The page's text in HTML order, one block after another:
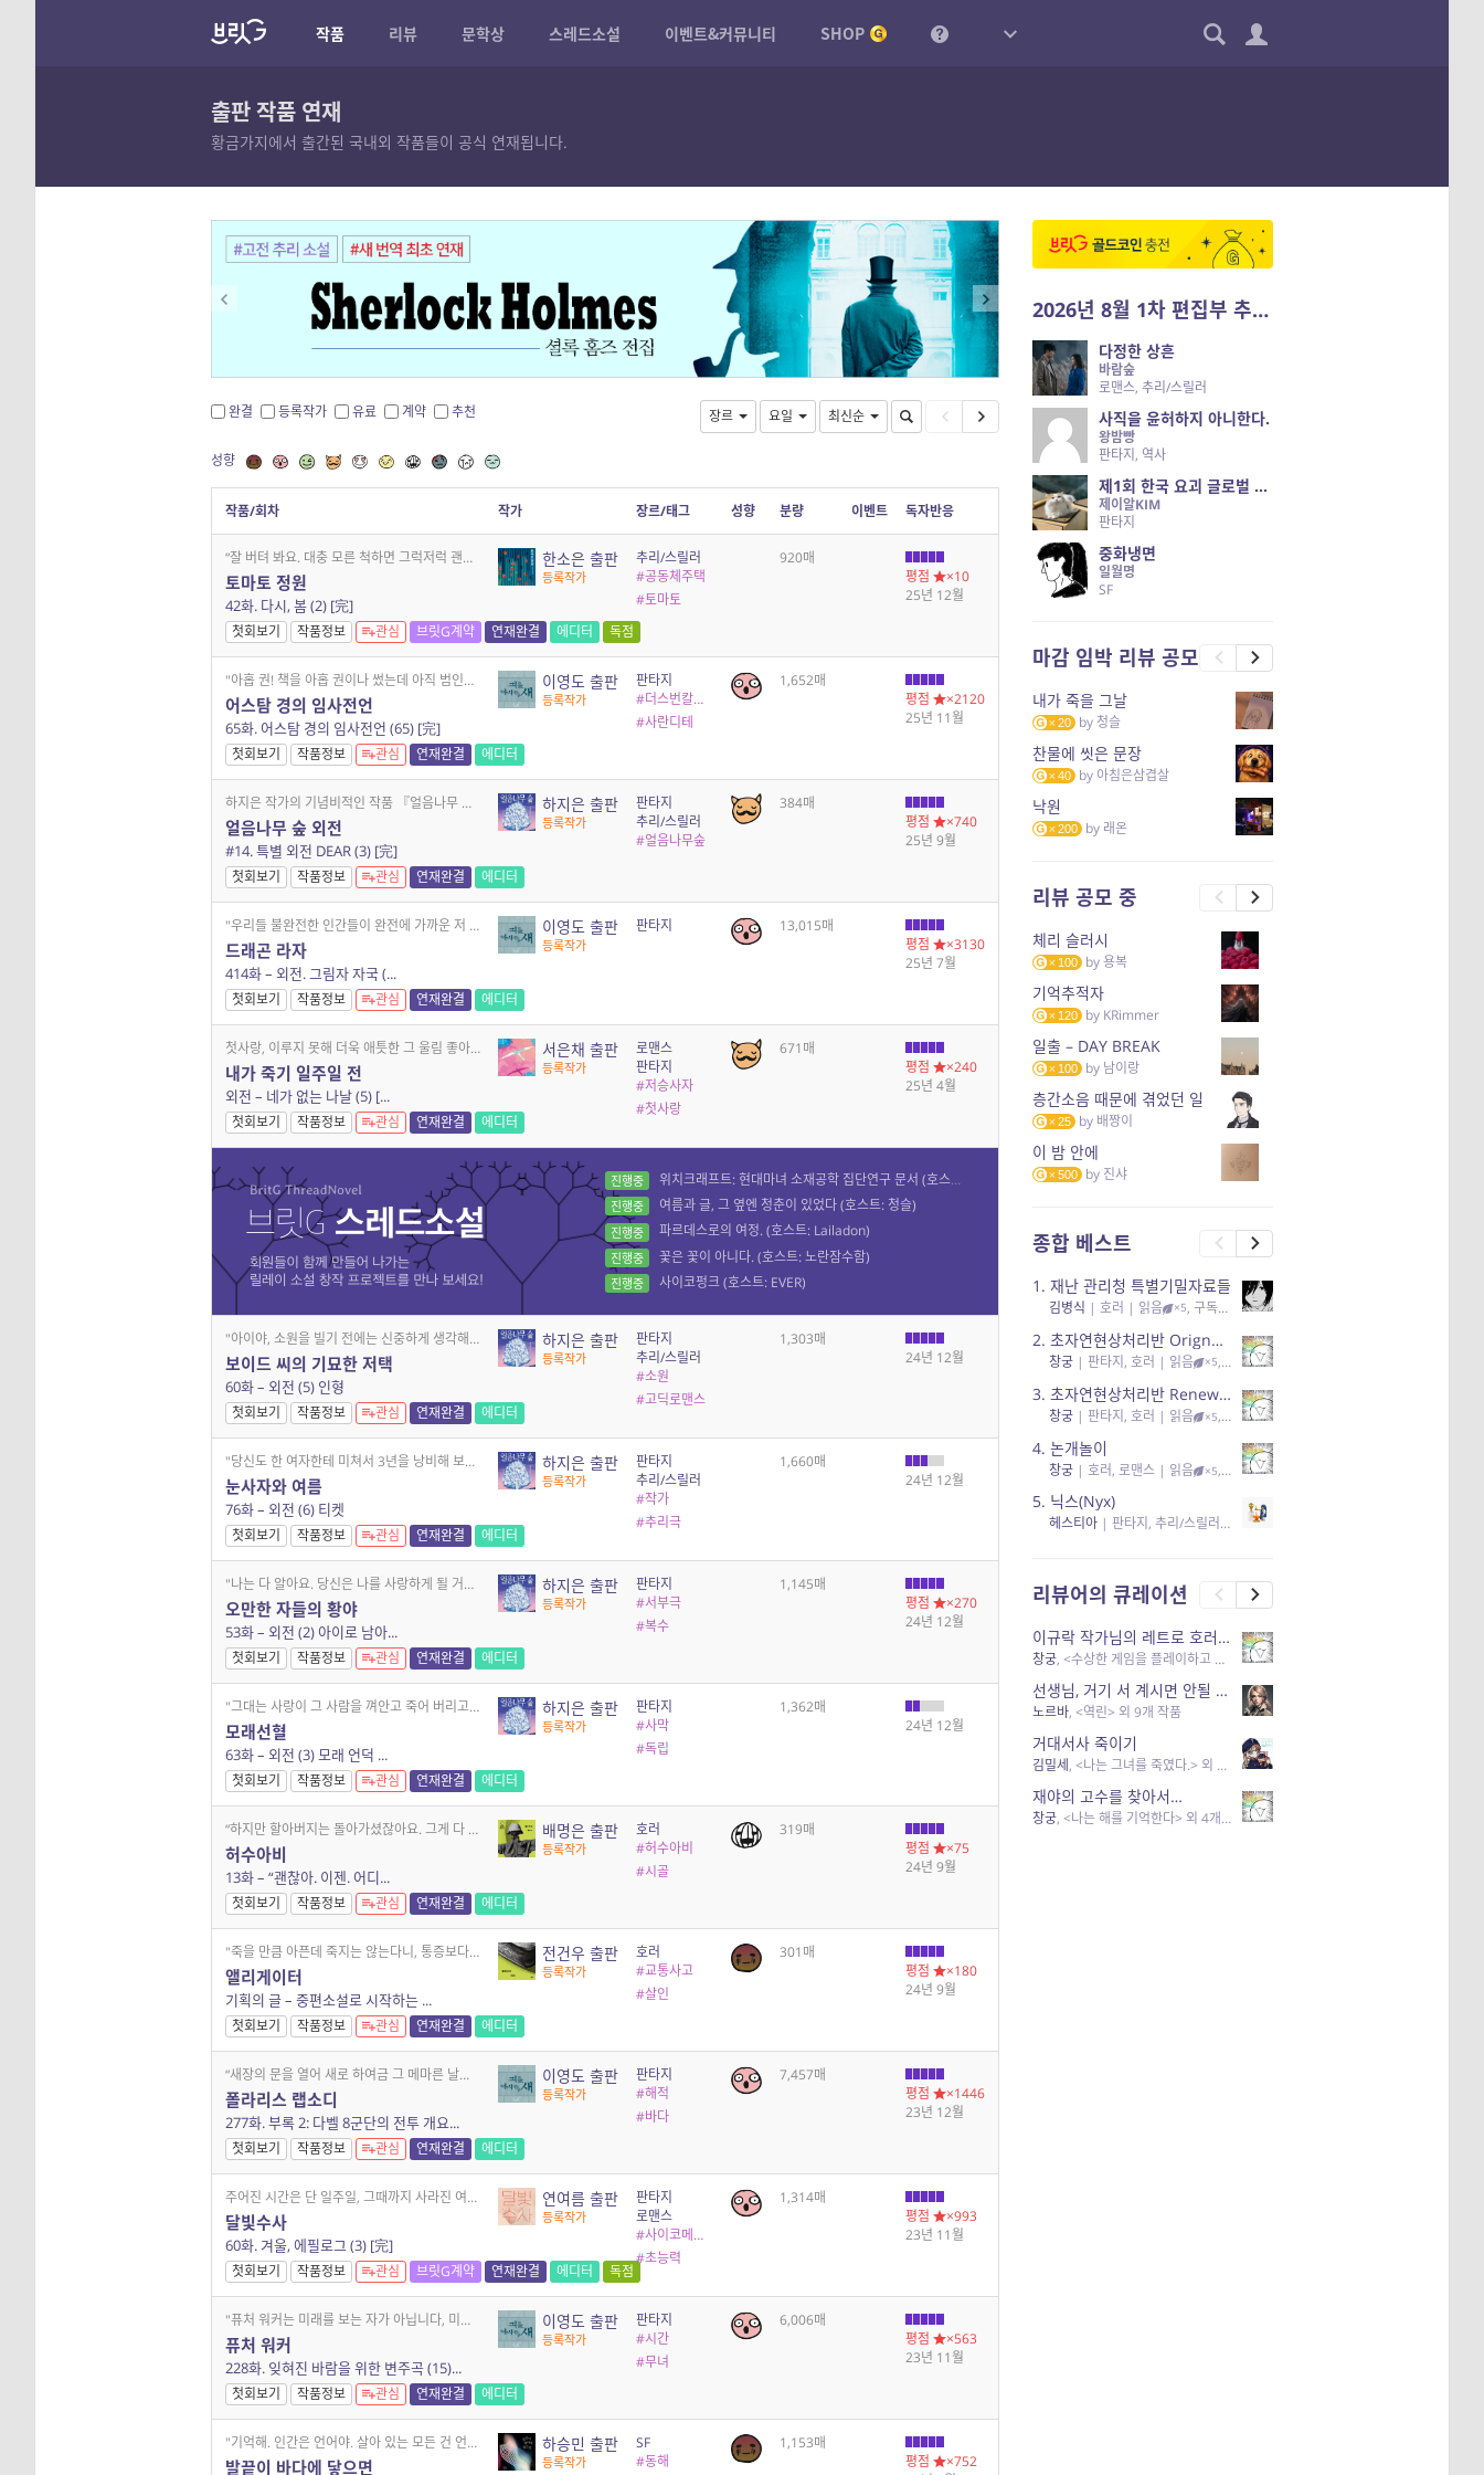
작품 리뷰 문학상 스레드소설 이벤트&커뮤니티 SHOP
출판 작품 연재
황금가지에서 출간된 국내외 작품들이 공식 연재됩니다.
장르 요일 최신순
완결 등록작가 유료 계약 추천
성향
작품/회차
작가 장르/태그 성향 분량 이벤트 독자반응
“잘 버텨 봐요. 대충 모른 척하면 그럭저럭 괜찮은 집이니까.” 제1회 브릿G 단편에서 장편으로 프로젝트 최종 선정 출판작! 공동체 주택을 무대로 조립된 관계의 이면을 파고
토마토 정원
42화. 다시, 봄 (2) [完]
첫회보기 작품정보 관심 브릿G계약 연재완결 에디터 독점
한소은 출판
등록작가
추리/스릴러
#공동체주택
#토마토
920매
평점
×10
25년 12월
"아홉 권! 책을 아홉 권이나 썼는데 아직 범인이 누군지 모른다고요?" 전 세계가 주목한 이영도 작가 7년 만의 신작 장편소설. 천하무적 더스번 경과 유쾌발랄 사란디테가 판
어스탐 경의 임사전언
65화. 어스탐 경의 임사전언 (65) [完]
첫회보기 작품정보 관심 연재완결 에디터
이영도 출판
등록작가
판타지
#더스번칼파랑
#사란디테
1,652매
평점
×2120
25년 11월
하지은 작가의 기념비적인 작품 『얼음나무 숲』 완전판 전면 재출간! 천재 바이올리니스트 '아나토제 바옐'의 음악 인생이 시작된 유년기를 조명하는 특별 외전을 브릿G 연재로 공
얼음나무 숲 외전
#14. 특별 외전 DEAR (3) [完]
첫회보기 작품정보 관심 연재완결 에디터
하지은 출판
등록작가
판타지
추리/스릴러
#얼음나무숲
384매
평점
×740
25년 9월
"우리들 불완전한 인간들이 완전에 가까운 저 드래곤과 교류하기 위해선 드래곤 라자가 필요한 것이오." 무한한 상상력, 깊이 있는 세계관과 뛰어난 작품성으로 한국, 일본, 대만
드래곤 라자
414화 – 외전. 그림자 자국 (...
첫회보기 작품정보 관심 연재완결 에디터
이영도 출판
등록작가
판타지
13,015매
평점
×3130
25년 7월
첫사랑, 이루지 못해 더욱 애틋한 그 울림 좋아했지만 좋아한다고 말하지 못한 모든 이들에게 바치는 찬가 희완이와 람우는 서로 좋아했지만 각자의 사정으로 인해 좋아한다는
내가 죽기 일주일 전
외전 – 네가 없는 나날 (5) [...
첫회보기 작품정보 관심 연재완결 에디터
서은채 출판
등록작가
로맨스
판타지
#저승사자
#첫사랑
671매
평점
×240
25년 4월
진행중 위치크래프트: 현대마녀 소재공학 집단연구 문서 (호스트: 녹차백만잔)
진행중 여름과 글, 그 옆엔 청춘이 있었다 (호스트: 청슬)
진행중 파르데스로의 여정. (호스트: Lailadon)
진행중 꽃은 꽃이 아니다. (호스트: 노란잠수함)
진행중 사이코펑크 (호스트: EVER)
"아이야, 소원을 빌기 전에는 신중하게 생각해야 한단다." 보이드 씨의 7층 저택에는 기이한 일들이 일어난다! 보이드 씨의 저택에 사는 수수께끼의 청년 '라벨'에게는 소원을
보이드 씨의 기묘한 저택
60화 – 외전 (5) 인형
첫회보기 작품정보 관심 연재완결 에디터
하지은 출판
등록작가
판타지
추리/스릴러
#소원
#고딕로맨스
1,303매
24년 12월
"당신도 한 여자한테 미쳐서 3년을 낭비해 보시라. 이 정도는 하게 되지." 파리만 휘날리던 강력 3반을 찾아온 누군가의 사망 사건. 흥미로운 사건의 냄새를 맡은 레일미어
눈사자와 여름
76화 – 외전 (6) 티켓
첫회보기 작품정보 관심 연재완결 에디터
하지은 출판
등록작가
판타지
추리/스릴러
#작가
#추리극
1,660매
24년 12월
"나는 다 알아요. 당신은 나를 사랑하게 될 거예요." 베르네욜이 지나간 자리에는 폐허뿐이다. 서부의 잔혹한 총잡이 베르네욜과 그가 이끄는 일당은 악행을 저지르고 다닌다.
오만한 자들의 황야
53화 – 외전 (2) 아이로 남아...
첫회보기 작품정보 관심 연재완결 에디터
하지은 출판
등록작가
판타지
#서부극
#복수
1,145매
평점
×270
24년 12월
"그대는 사랑이 그 사람을 껴안고 죽어 버리고 싶은 것이라 했다. 하지만 나는 그 사람을 살리기 위해 끌어안는 것이 사랑이라고 생각해." 지극히 제한된 감정만을 느끼고, 색
모래선혈
63화 – 외전 (3) 모래 언덕 ...
첫회보기 작품정보 관심 연재완결 에디터
하지은 출판
등록작가
판타지
#사막
#독립
1,362매
24년 12월
“하지만 할아버지는 돌아가셨잖아요. 그게 다 무슨 소용이에요?” 사업 실패로 낙향한 종수와 그의 가족들은 황 영감의 집에서 새로운 삶을 준비한다. 그러나 집 주변에 가득 세워
허수아비
13화 – “괜찮아. 이젠. 어디...
첫회보기 작품정보 관심 연재완결 에디터
배명은 출판
등록작가
호러
#허수아비
#시골
319매
평점
×75
24년 9월
"죽을 만큼 아픈데 죽지는 않는다니, 통증보다 그 말이 더 끔찍했다." 교통사고로 전신마비가 된 나, 그리고 후미진 반지하방에서 병수발만 해온 엄마. 이보다 더 큰 절망은 없
앨리게이터
기획의 글 – 중편소설로 시작하는 ...
첫회보기 작품정보 관심 연재완결 에디터
전건우 출판
등록작가
호러
#교통사고
#살인
301매
평점
×180
24년 9월
“새장의 문을 열어 새로 하여금 그 메마른 날개에 자유의 공기를 적시도록 해본 적이 있소?” 바다를 질주하던 해적 무리들이 폴라리스라는 나라를 세우며 겪는 격정적인 삶이 펼
폴라리스 랩소디
277화. 부록 2: 다벨 8군단의 전투 개요...
첫회보기 작품정보 관심 연재완결 에디터
이영도 출판
등록작가
판타지
#해적
#바다
7,457매
평점
×1446
23년 12월
주어진 시간은 단 일주일, 그때까지 사라진 여고생을 찾아야 한다! 조금 색다른 기자·변호사 콤비의 수사 일지 2021 한국SF어워드 및 한낙원과학소설상 수상, 2022
달빛수사
60화. 겨울, 에필로그 (3) [完]
첫회보기 작품정보 관심 브릿G계약 연재완결 에디터 독점
연여름 출판
등록작가
판타지
로맨스
#사이코메트리
#초능력
1,314매
평점
×993
23년 11월
"퓨처 워커는 미래를 보는 자가 아닙니다, 미래를 아는 자도 아니고. 퓨처 워커는 미래를 걷는 자입니다." 시간이란 누구의 것인가? 영원히 계속되는 현재와 피할 수 없는 미래,
퓨처 워커
228화. 잊혀진 바람을 위한 변주곡 (15)...
첫회보기 작품정보 관심 연재완결 에디터
이영도 출판
등록작가
판타지
#시간
#무녀
6,006매
평점
×563
23년 11월
"기억해. 인간은 언어야. 살아 있는 모든 건 언어야. 우리는 전체의 부분이고 언어는 세계의 파편이야. 우리는 언어야." 인간과 비인간의 소통을 목표로 개발된 커뮤니케이터.
발끝이 바다에 닿으면
하승민 출판
등록작가
SF
#동해
1,153매
평점
×752
2026년 8월 1차 편집부 추천작
다정한 상흔
바람숲
로맨스, 추리/스릴러
사직을 윤허하지 아니한다.
왕밤빵
판타지, 역사
제1회 한국 요괴 글로벌 진출 공개 오디션 시즌 2 — 나는 요괴다
제이알KIM
판타지
중화냉면
일월명
SF
마감 임박 리뷰 공모
내가 죽을 그날
20 by 청슬
찬물에 씻은 문장
40 by 아침은삼겹살
낙원
200 by 래온
리뷰 공모 중
체리 슬러시
100 by용복
기억추적자
120 by KRimmer
일출 – DAY BREAK
100 by 남이랑
층간소음 때문에 겪었던 일
25 by 배짱이
이 밤 안에
500 by 진샤
종합 베스트
1. 재난 관리청 특별기밀자료들
김병식 | 호러 | 읽음 ×5, 구독 , 응원95, 리뷰3
2. 초자연현상처리반 Orignal + True Ending
창궁 | 판타지, 호러 | 읽음 ×5, 구독 , 응원6
3. 초자연현상처리반 Renewal
창궁 | 판타지, 호러 | 읽음 ×5, 구독 , 응원82, 리뷰4
4. 논개놀이
창궁 | 호러, 로맨스 | 읽음 ×5, 공감11, 응원25
5. 닉스(Nyx)
헤스티아 | 판타지, 추리/스릴러| 읽음
리뷰어의 큐레이션
이규락 작가님의 레트로 호러 리뷰
창궁, <수상한 게임을 플레이하고 있어> 외 3개 작품
선생님, 거기 서 계시면 안될 것 같은데요-역할 클리셰를 비튼 작품들
노르바, <역린> 외 9개 작품
거대서사 죽이기
김밀세, <나는 그녀를 죽였다.> 외 1개 작품
재야의 고수를 찾아서…
창궁, <나는 해를 기억한다> 외 4개 작품